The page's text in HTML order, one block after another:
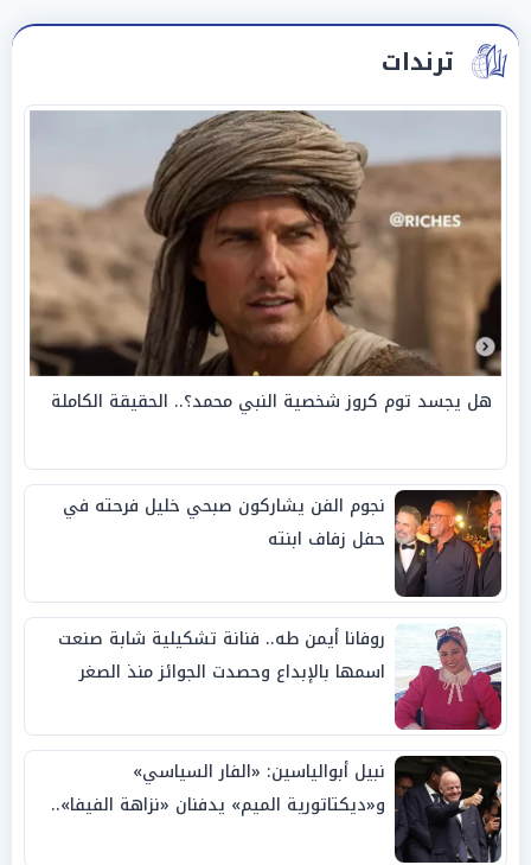
ترندات
هل يجسد توم كروز شخصية النبي محمد؟.. الحقيقة الكاملة
نجوم الفن يشاركون صبحي خليل فرحته في
حفل زفاف ابنته
روفانا أيمن طه.. فنانة تشكيلية شابة صنعت
اسمها بالإبداع وحصدت الجوائز منذ الصغر
نبيل أبوالياسين: «الفار السياسي»
و«ديكتاتورية الميم» يدفنان «نزاهة الفيفا»..